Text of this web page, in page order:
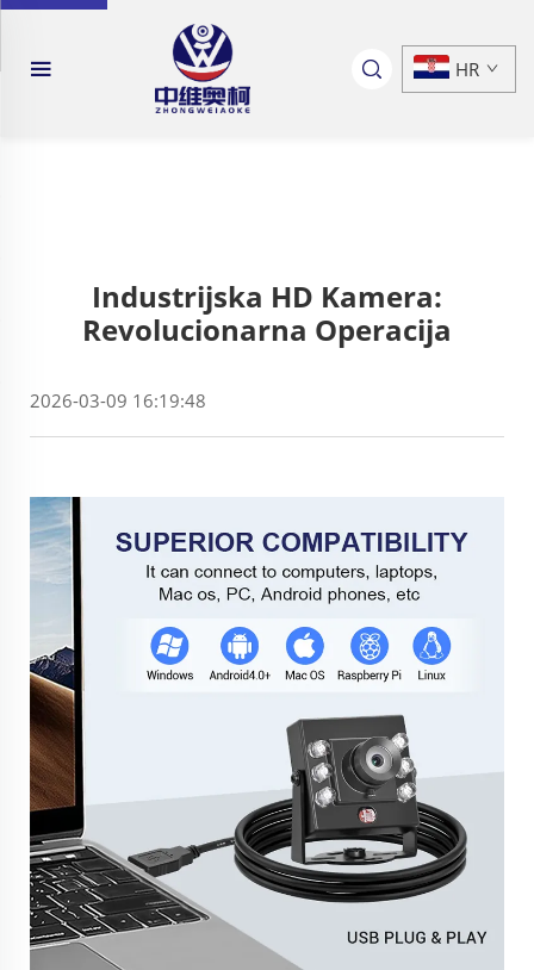
HR
Industrijska HD Kamera:
Revolucionarna Operacija
2026-03-09 16:19:48